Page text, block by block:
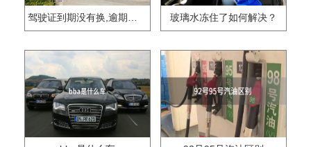
驾驶证到期没有换,逾期怎么办?? 玻璃水冻住了如何解决？